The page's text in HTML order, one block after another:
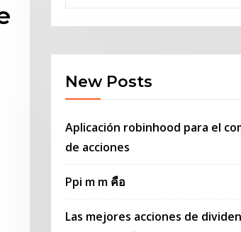
New Posts
Aplicación robinhood para el
de acciones
Ppi m m คือ
Las mejores acciones de